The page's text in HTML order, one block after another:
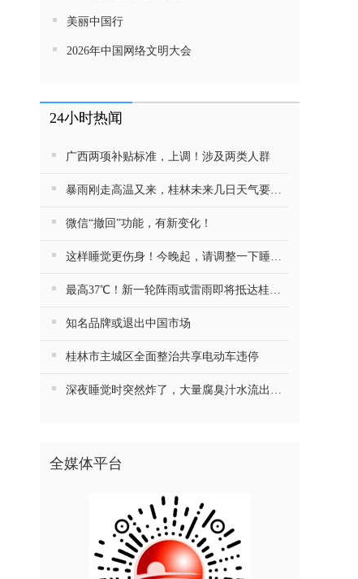
美丽中国行
2026年中国网络文明大会
24小时热闻
广西两项补贴标准，上调！涉及两类人群
暴雨刚走高温又来，桂林未来几日天气要注意防火……
微信“撤回”功能，有新变化！
这样睡觉更伤身！今晚起，请调整一下睡觉习惯
最高37℃！新一轮阵雨或雷雨即将抵达桂林！
知名品牌或退出中国市场
桂林市主城区全面整治共享电动车违停
深夜睡觉时突然炸了，大量腐臭汁水流出……最近很多人跟风，第一批受害者已出现
全媒体平台